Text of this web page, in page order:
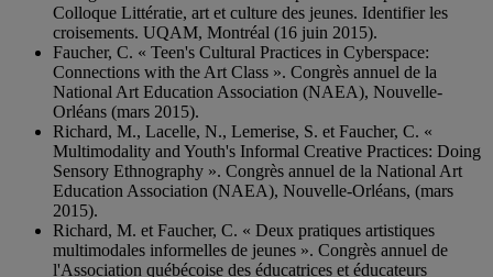
Colloque Littératie, art et culture des jeunes. Identifier les
croisements. UQAM, Montréal (16 juin 2015).
Faucher, C. « Teen's Cultural Practices in Cyberspace:
Connections with the Art Class ». Congrès annuel de la
National Art Education Association (NAEA), Nouvelle-
Orléans (mars 2015).
Richard, M., Lacelle, N., Lemerise, S. et Faucher, C. «
Multimodality and Youth's Informal Creative Practices: Doing
Sensory Ethnography ». Congrès annuel de la National Art
Education Association (NAEA), Nouvelle-Orléans, (mars
2015).
Richard, M. et Faucher, C. « Deux pratiques artistiques
multimodales informelles de jeunes ». Congrès annuel de
l'Association québécoise des éducatrices et éducateurs